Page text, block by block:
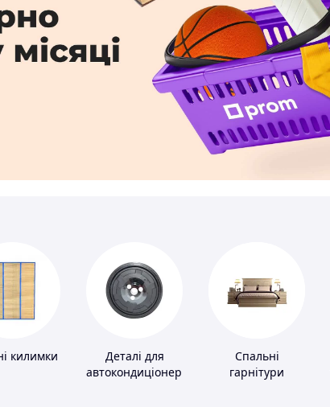
килимки
Деталі для
автокондиціонерів
Спальні
гарнітури